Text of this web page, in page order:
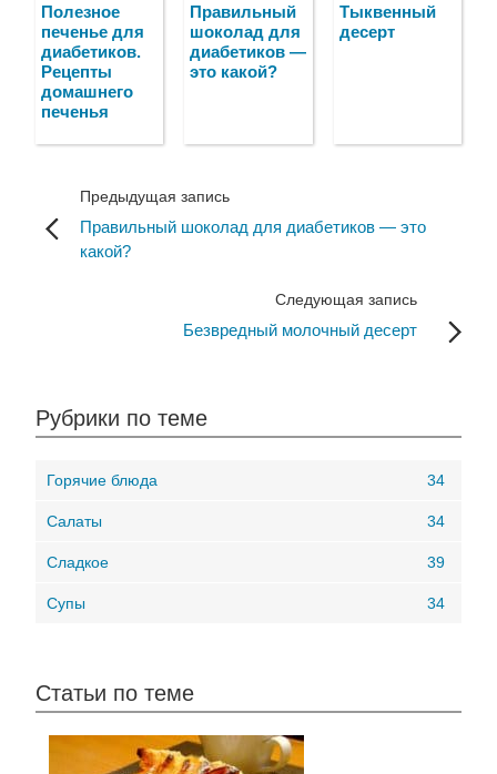
Полезное
печенье для
диабетиков.
Рецепты
домашнего
печенья
Правильный
шоколад для
диабетиков —
это какой?
Тыквенный
десерт
Предыдущая запись
Правильный шоколад для диабетиков — это
какой?
Следующая запись
Безвредный молочный десерт
Рубрики по теме
Горячие блюда 34
Салаты 34
Сладкое 39
Супы 34
Статьи по теме